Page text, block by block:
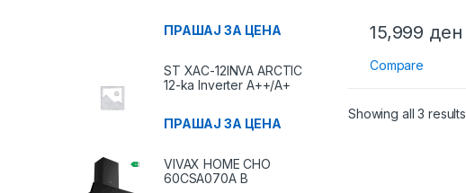
15,999 ден
Compare
Showing all 3 results
ПРАШАЈ ЗА ЦЕНА
ST XAC-12INVA ARCTIC
12-ka Inverter A++/A+
ПРАШАЈ ЗА ЦЕНА
VIVAX HOME CHO
60CSA070A B